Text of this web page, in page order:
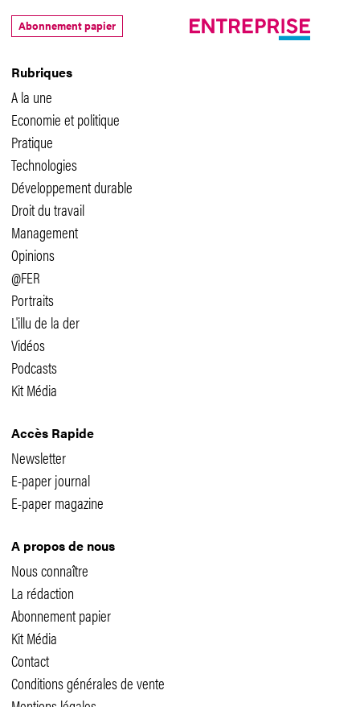
Rubriques
A la une
Economie et politique
Pratique
Technologies
Développement durable
Droit du travail
Management
Opinions
@FER
Portraits
L'illu de la der
Vidéos
Podcasts
Kit Média
Accès Rapide
Newsletter
E-paper journal
E-paper magazine
A propos de nous
Nous connaître
La rédaction
Abonnement papier
Kit Média
Contact
Conditions générales de vente
Abonnement papier